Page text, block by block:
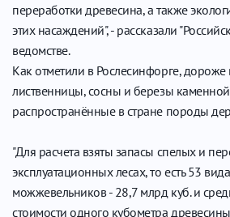
переработки древесина, а также
этих насаждений", - рассказали
ведомстве.
Как отметили в Рослесинфорге, дороже
лиственницы, сосны и березы
распространённые в стране породы
"Для расчета взяты запасы спелых и
эксплуатационных лесах, то есть 53
можжевельников - 28,7 млрд куб. и
стоимости одного кубометра